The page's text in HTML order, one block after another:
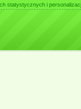
statystycznych i